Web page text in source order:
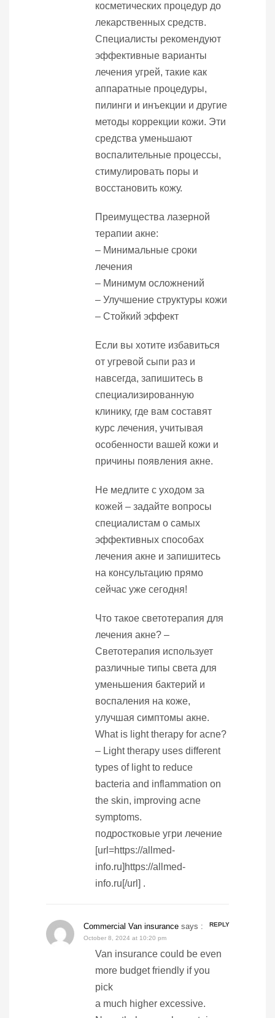
косметических процедур до
лекарственных средств.
Специалисты рекомендуют
эффективные варианты
лечения угрей, такие как
аппаратные процедуры,
пилинги и инъекции и другие
методы коррекции кожи. Эти
средства уменьшают
воспалительные процессы,
стимулировать поры и
восстановить кожу.
Преимущества лазерной
терапии акне:
– Минимальные сроки
лечения
– Минимум осложнений
– Улучшение структуры кожи
– Стойкий эффект
Если вы хотите избавиться
от угревой сыпи раз и
навсегда, запишитесь в
специализированную
клинику, где вам составят
курс лечения, учитывая
особенности вашей кожи и
причины появления акне.
Не медлите с уходом за
кожей – задайте вопросы
специалистам о самых
эффективных способах
лечения акне и запишитесь
на консультацию прямо
сейчас уже сегодня!
Что такое светотерапия для
лечения акне? –
Светотерапия использует
различные типы света для
уменьшения бактерий и
воспаления на коже,
улучшая симптомы акне.
What is light therapy for acne?
– Light therapy uses different
types of light to reduce
bacteria and inflammation on
the skin, improving acne
symptoms.
подростковые угри лечение
[url=https://allmed-
info.ru]https://allmed-
info.ru[/url] .
Commercial Van insurance says :
REPLY
October 8, 2024 at 10:20 pm
Van insurance could be even
more budget friendly if you
pick
a much higher excessive.